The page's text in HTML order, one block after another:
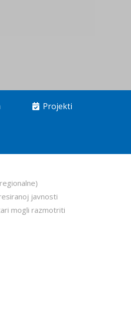
Projekti
javnosti
mogli razmotriti